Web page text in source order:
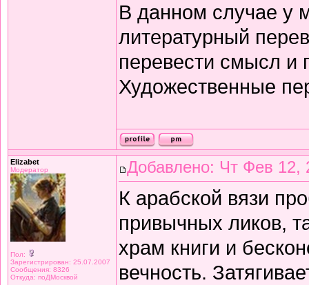
В данном случае у
литературный
перевести смысл и
Художественные
Elizabet
Модератор
Пол:
Зарегистрирован: 25.07.2007
Сообщения: 8326
Откуда: поДМосквой
Добавлено: Чт Фев 12,
К арабской вязи
привычных ликов,
храм книги и
вечность.